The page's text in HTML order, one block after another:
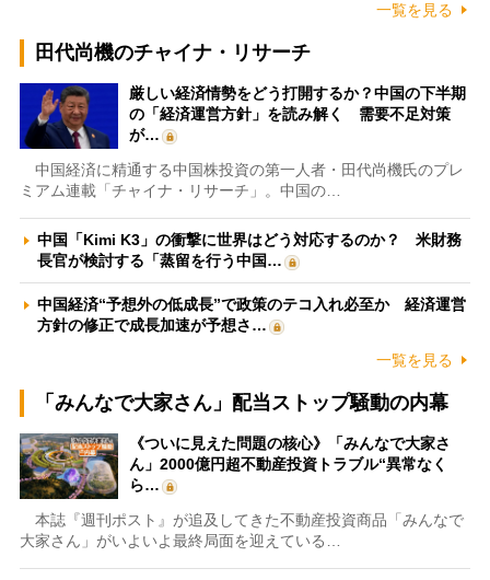
一覧を見る
田代尚機のチャイナ・リサーチ
厳しい経済情勢をどう打開するか？中国の下半期
の「経済運営方針」を読み解く 需要不足対策
が…
中国経済に精通する中国株投資の第一人者・田代尚機氏のプレ
ミアム連載「チャイナ・リサーチ」。中国の…
中国「Kimi K3」の衝撃に世界はどう対応するのか？ 米財務
長官が検討する「蒸留を行う中国…
中国経済“予想外の低成長”で政策のテコ入れ必至か 経済運営
方針の修正で成長加速が予想さ…
一覧を見る
「みんなで大家さん」配当ストップ騒動の内幕
《ついに見えた問題の核心》「みんなで大家さ
ん」2000億円超不動産投資トラブル“異常なく
ら…
本誌『週刊ポスト』が追及してきた不動産投資商品「みんなで
大家さん」がいよいよ最終局面を迎えている…